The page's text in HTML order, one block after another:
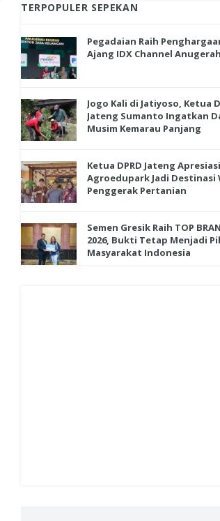
TERPOPULER SEPEKAN
Pegadaian Raih
Ajang IDX Channel Anugerah
Jogo Kali di Jatiyoso, Ketua
Jateng Sumanto Ingatkan
Musim Kemarau Panjang
Ketua DPRD Jateng
Agroedupark Jadi Destinasi
Penggerak Pertanian
Semen Gresik Raih TOP
2026, Bukti Tetap Menjadi
Masyarakat Indonesia